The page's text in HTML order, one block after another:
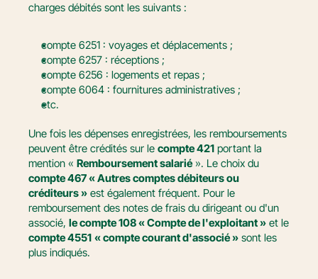
charges débités sont les suivants :
compte 6251 : voyages et déplacements ;
compte 6257 : réceptions ;
compte 6256 : logements et repas ;
compte 6064 : fournitures administratives ;
etc.
Une fois les dépenses enregistrées, les remboursements
peuvent être crédités sur le compte 421 portant la
mention « Remboursement salarié
compte 467 « Autres comptes débiteurs ou
créditeurs » est également fréquent. Pour le
remboursement des notes de frais du dirigeant ou d'un
associé, le compte 108 « Compte de l'exploitant »
compte 4551 « compte courant d'associé » sont les
plus indiqués.